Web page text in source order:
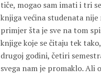
tiče, mogao sam imati i tri
knjiga većina studenata
primjer šta je sve na tom
knjige koje se čitaju tek
drugoj godini, četiri
svega nam je promaklo. Ali